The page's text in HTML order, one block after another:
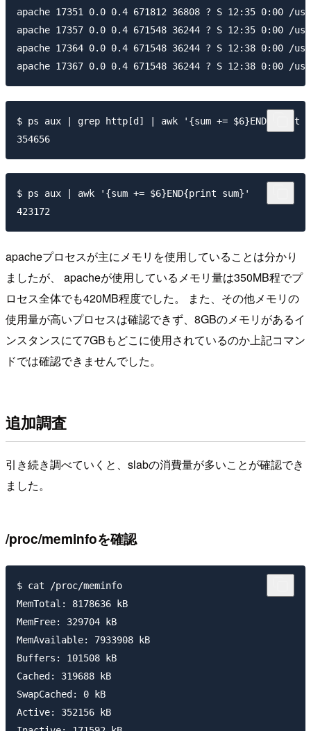
apache 17351 0.0 0.4 671812 36808 ? S 12:35 0:00 /
apache 17357 0.0 0.4 671548 36244 ? S 12:35 0:00 /
apache 17364 0.0 0.4 671548 36244 ? S 12:38 0:00 /
apache 17367 0.0 0.4 671548 36244 ? S 12:38 0:00 /
$ ps aux | grep http[d] | awk '{sum += $6}END{print
354656
$ ps aux | awk '{sum += $6}END{print sum}'
423172
apacheプロセスが主にメモリを使用していることは分かり
ましたが、 apacheが使用しているメモリ量は350MB程でプ
ロセス全体でも420MB程度でした。 また、その他メモリの
使用量が高いプロセスは確認できず、8GBのメモリがあるイ
ンスタンスにて7GBもどこに使用されているのか上記コマン
ドでは確認できませんでした。
追加調査
引き続き調べていくと、slabの消費量が多いことが確認でき
ました。
/proc/meminfoを確認
$ cat /proc/meminfo
MemTotal: 8178636 kB
MemFree: 329704 kB
MemAvailable: 7933908 kB
Buffers: 101508 kB
Cached: 319688 kB
SwapCached: 0 kB
Active: 352156 kB